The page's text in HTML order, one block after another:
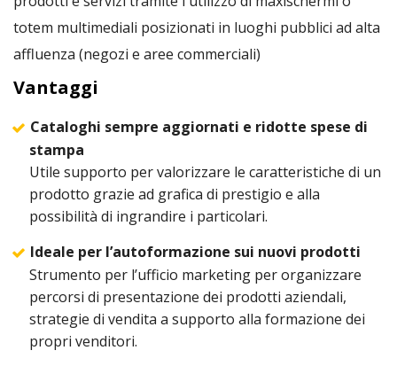
totem multimediali posizionati in luoghi pubblici ad alta
affluenza (negozi e aree commerciali)
Vantaggi
Cataloghi sempre aggiornati e ridotte spese di
stampa
Utile supporto per valorizzare le caratteristiche di un
prodotto grazie ad grafica di prestigio e alla
possibilità di ingrandire i particolari.
Ideale per l’autoformazione sui nuovi prodotti
Strumento per l’ufficio marketing per organizzare
percorsi di presentazione dei prodotti aziendali,
strategie di vendita a supporto alla formazione dei
propri venditori.